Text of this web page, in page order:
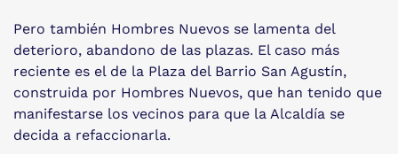
Pero también Hombres Nuevos se lamenta del
deterioro, abandono de las plazas. El caso más
reciente es el de la Plaza del Barrio San Agustín,
construida por Hombres Nuevos, que han tenido que
manifestarse los vecinos para que la Alcaldía se
decida a refaccionarla.